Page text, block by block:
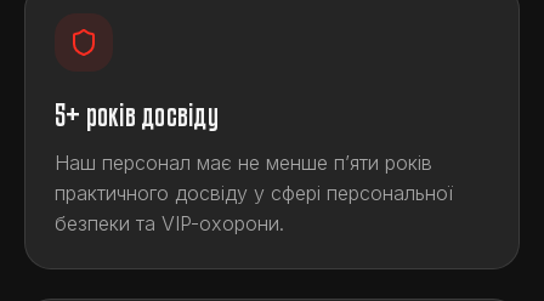
5+ років досвіду
Наш персонал має не менше п’яти років
практичного досвіду у сфері персональної
безпеки та VIP-охорони.